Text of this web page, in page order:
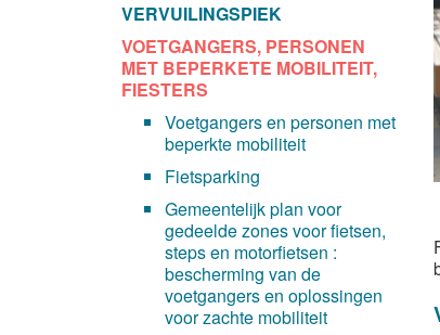
VERVUILINGSPIEK
VOETGANGERS, PERSONEN
MET BEPERKETE MOBILITEIT,
FIESTERS
Voetgangers en personen met
beperkte mobiliteit
Fietsparking
Gemeentelijk plan voor
gedeelde zones voor fietsen,
steps en motorfietsen :
bescherming van de
voetgangers en oplossingen
voor zachte mobiliteit